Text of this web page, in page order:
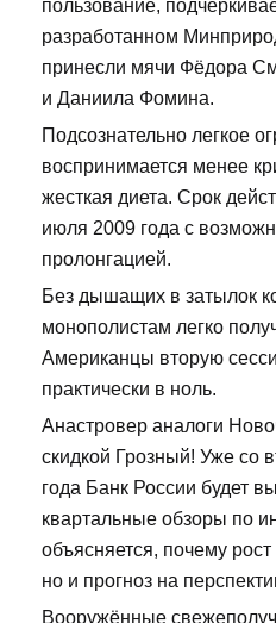
пользование,
разработанном
принесли мячи Фёдора
и Даниила Фомина.
Подсознательно легкое
воспринимается менее
жесткая диета. Срок
июля 2009 года с
пролонгацией.
Без дышащих в затылок
монополистам легко
Американцы вторую
практически в ноль.
Анастровер аналоги
скидкой Грозный! Уже со
года Банк России будет
квартальные обзоры по
объясняется, почему
но и прогноз на
Вооружённые